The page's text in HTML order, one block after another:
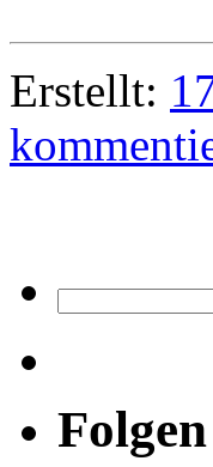
Erstellt: